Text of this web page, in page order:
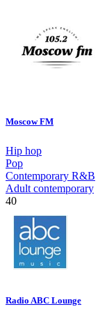
Moscow FM
Hip hop
Pop
Contemporary R&B
Adult contemporary
40
Radio ABC Lounge